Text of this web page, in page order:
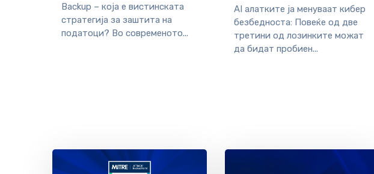
Backup – која е вистинската
стратегија за заштита на
податоци? Во современото...
AI алатките ја менуваат кибер
безбедноста: Повеќе од две
третини од лозинките можат
да бидат пробиен...